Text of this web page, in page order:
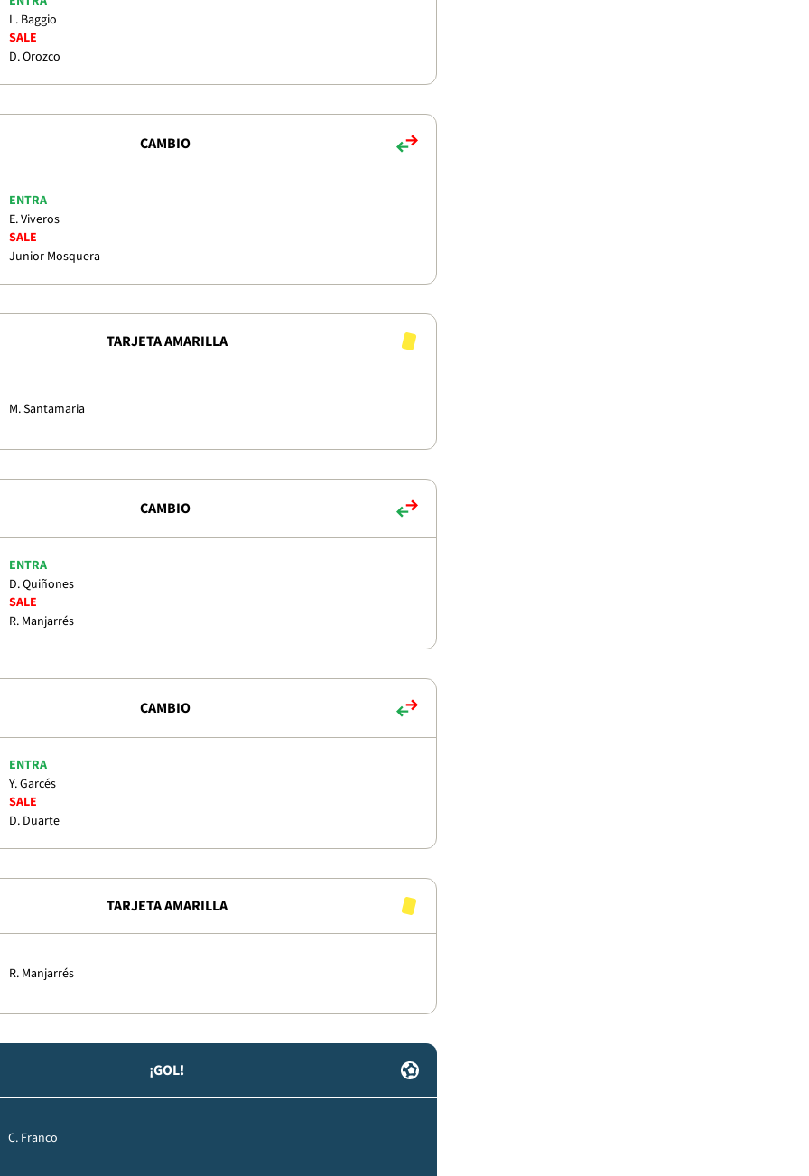
L. Baggio
SALE
D. Orozco
CAMBIO
ENTRA
E. Viveros
SALE
Junior Mosquera
TARJETA AMARILLA
M. Santamaria
CAMBIO
ENTRA
D. Quiñones
SALE
R. Manjarrés
CAMBIO
ENTRA
Y. Garcés
SALE
D. Duarte
TARJETA AMARILLA
R. Manjarrés
¡GOL!
C. Franco